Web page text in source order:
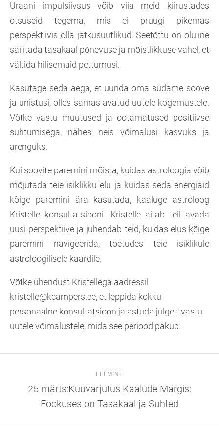
Uraani impulsiivsus võib viia meid kiirustades
otsuseid tegema, mis ei pruugi pikemas
perspektiivis olla jätkusuutlikud. Seetõttu on oluline
säilitada tasakaal põnevuse ja mõistlikkuse vahel, et
vältida hilisemaid pettumusi.
Kasutage seda aega, et uurida oma südame soove
ja unistusi, olles samas avatud uutele kogemustele.
Võtke vastu muutused ja ootamatused positiivse
suhtumisega, nähes neis võimalusi kasvuks ja
arenguks.
Kui soovite paremini mõista, kuidas astroloogia võib
mõjutada teie isiklikku elu ja kuidas seda energiaid
kõige paremini ära kasutada, kaaluge astroloog
Kristelle konsultatsiooni. Kristelle aitab teil avada
uusi perspektiive ja juhendab teid, kuidas elus kõige
paremini navigeerida, toetudes teie isiklikule
astroloogilisele kaardile.
Võtke ühendust Kristellega aadressil
kristelle@kcampers.ee, et leppida kokku
personaalne konsultatsioon ja astuda julgelt vastu
uutele võimalustele, mida see periood pakub.
EELMINE
25 märts:Kuuvarjutus Kaalude Märgis:
Fookuses on Tasakaal ja Suhted